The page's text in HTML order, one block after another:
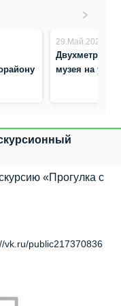
29.Май.2026
музея на ул.
«Прогулка с
vk.ru/public217370836